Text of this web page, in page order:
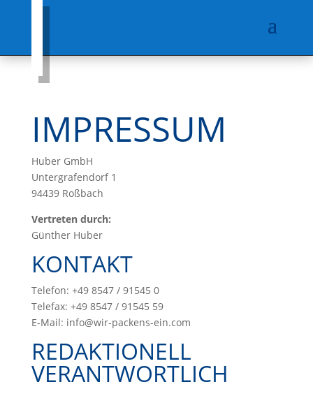
IMPRESSUM
Huber GmbH
Untergrafendorf 1
94439 Roßbach
Vertreten durch:
Günther Huber
KONTAKT
Telefon: +49 8547 / 91545 0
Telefax: +49 8547 / 91545 59
E-Mail: info@wir-packens-ein.com
REDAKTIONELL
VERANTWORTLICH